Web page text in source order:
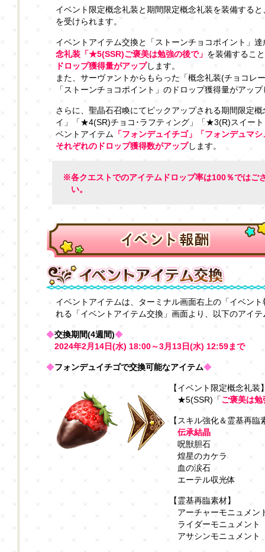
イベント限定概念礼装と期間限定概念礼装を装備する
を受けられます。
イベントアイテム交換と「ストーンチョコポイント」
念礼装「★5(SSR)ご褒美は勉強の後で」 を装備するこ
ドロップ獲得量がアップします。
また、サーヴァントからもらった「概念礼装(チョコレ
「ストーンチョコポイント」のドロップ獲得量がアッ
さらに、聖晶石召喚にてピックアップされる期間限定
イ」「★4(SR)チョコ･ラフティング」「★3(R)スイー
ベントアイテム 「フォンデュイチゴ」「フォンデュマ
それぞれのドロップ獲得数がアップします。
※各クエストでのアイテムドロップ率は100％ではご
い。
イベントアイテムは、ターミナル画面右上の「イベン
れる「イベントアイテム交換」画面より、以下のアイ
◆交換期間(4週間)◆
2024年2月14日(水) 18:00～3月13日(水) 12:59まで
◆フォンデュイチゴで交換可能なアイテム◆
【イベント限定概念礼装
★5(SSR)「ご褒美は
【スキル強化＆霊基再臨
伝承結晶
呪獣胆石
煌星のカケラ
血の涙石
エーテル収光体
【霊基再臨素材】
アーチャーモニュメン
ライダーモニュメント
アサシンモニュメント